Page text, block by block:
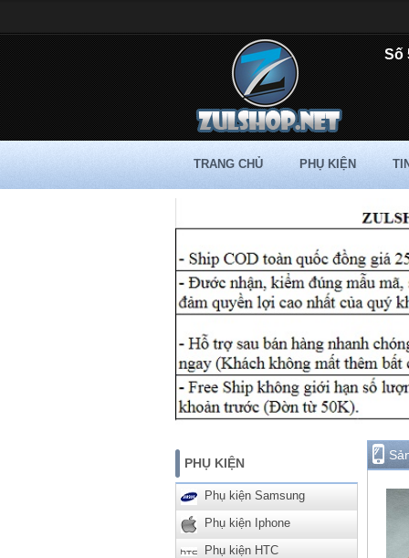
Số
TRANG CHỦ PHỤ KIỆN
PHỤ KIỆN
Phụ kiện Samsung
Phụ kiện Iphone
Phụ kiện HTC